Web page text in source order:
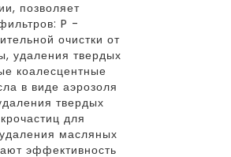
позволяет
P -
очистки от
удаления твердых
коалесцентные
в виде аэрозоля
твердых
для
масляных
эффективность